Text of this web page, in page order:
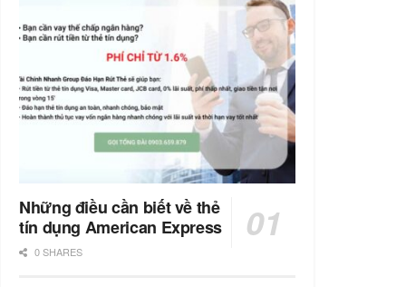
Những điều cần biết về thẻ
tín dụng American Express
0 SHARES